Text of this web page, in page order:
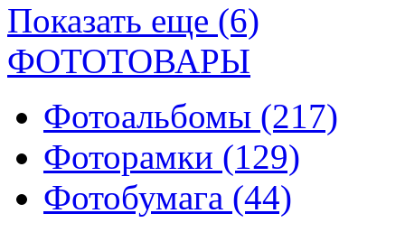
Показать еще (6)
ФОТОТОВАРЫ
Фотоальбомы (217)
Фоторамки (129)
Фотобумага (44)